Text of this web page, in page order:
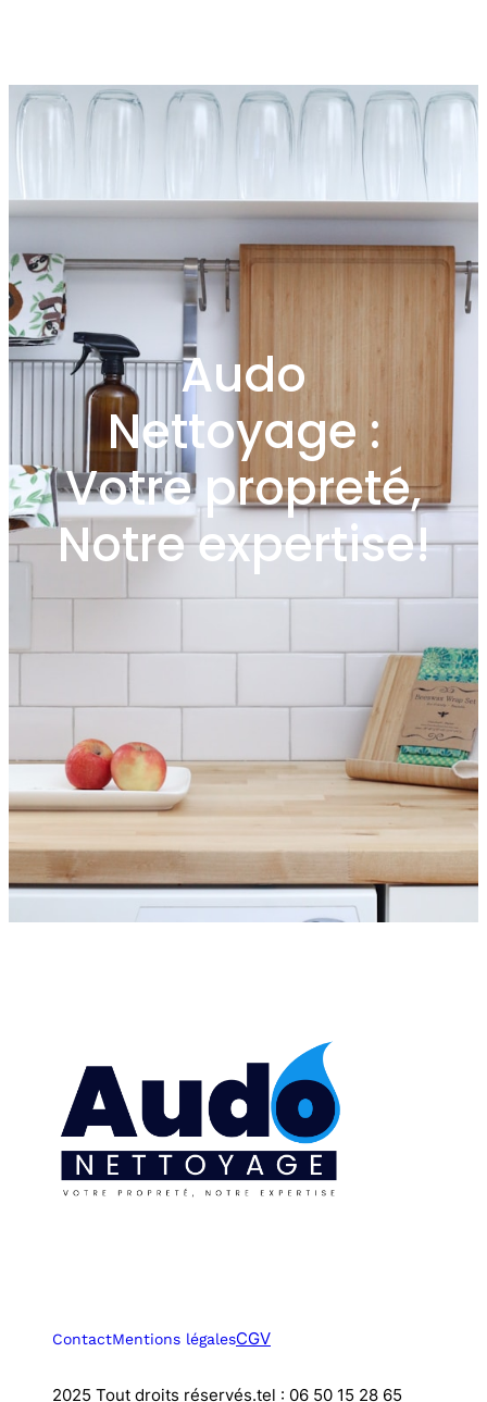
Audo
Nettoyage :
Votre propreté,
Notre expertise!
ContactMentions légalesCGV
2025 Tout droits réservés.tel : 06 50 15 28 65